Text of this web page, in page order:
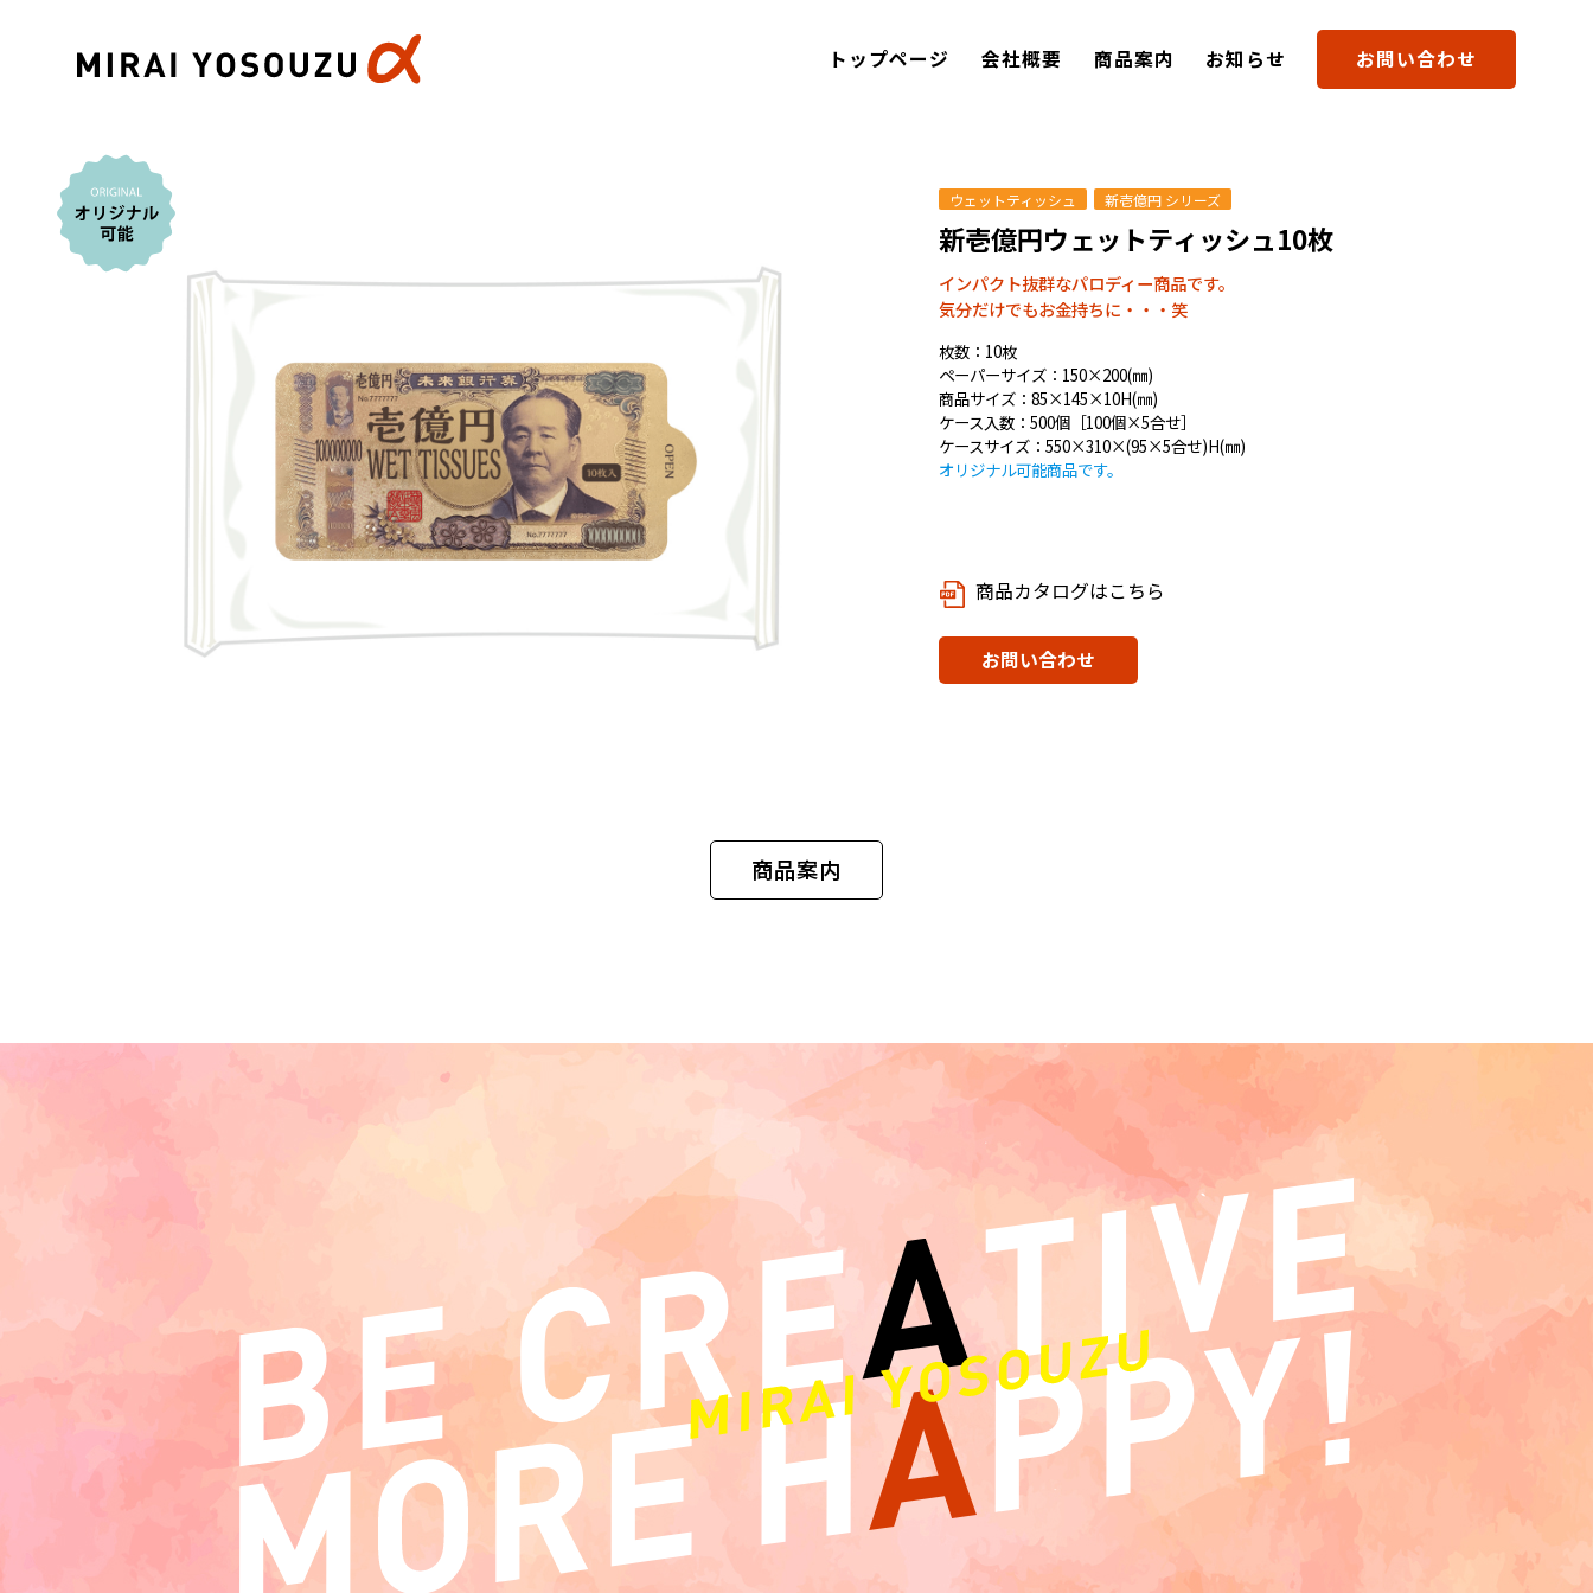
トップページ 会社概要 商品案内 お知らせ お問い合わせ
ウェットティッシュ 新壱億円 シリーズ
新壱億円ウェットティッシュ10枚
インパクト抜群なパロディー商品です。
気分だけでもお金持ちに・・・笑
枚数：10枚
ペーパーサイズ：150×200(㎜)
商品サイズ：85×145×10H(㎜)
ケース入数：500個［100個×5合せ］
ケースサイズ：550×310×(95×5合せ)H(㎜)
オリジナル可能商品です。
商品カタログはこちら
お問い合わせ
商品案内